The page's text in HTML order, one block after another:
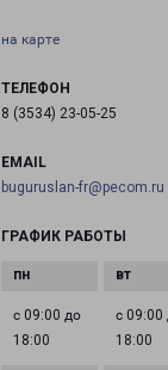
на карте
ТЕЛЕФОН
8 (3534) 23-05-25
EMAIL
buguruslan-fr@pecom.ru
ГРАФИК РАБОТЫ
с 09:00 до
18:00
с 09:00
18:00